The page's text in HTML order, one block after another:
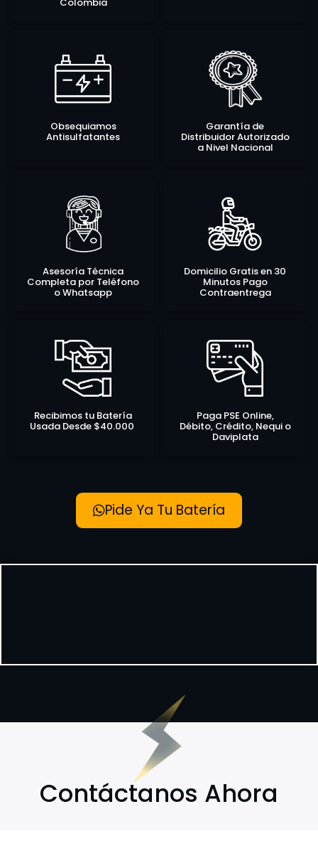
Colombia
Obsequiamos
Antisulfatantes
Garantía de
Distribuidor Autorizado
a Nivel Nacional
Asesoría Técnica
Completa por Teléfono
o Whatsapp
Domicilio Gratis en 30
Minutos Pago
Contraentrega
Recibimos tu Batería
Usada Desde $40.000
Paga PSE Online,
Débito, Crédito, Nequi o
Daviplata
Pide Ya Tu Batería
Contáctanos Ahora